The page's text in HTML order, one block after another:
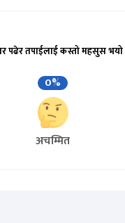
पढेर तपाईलाई कस्तो महसुस भयो
0%
अचम्मित